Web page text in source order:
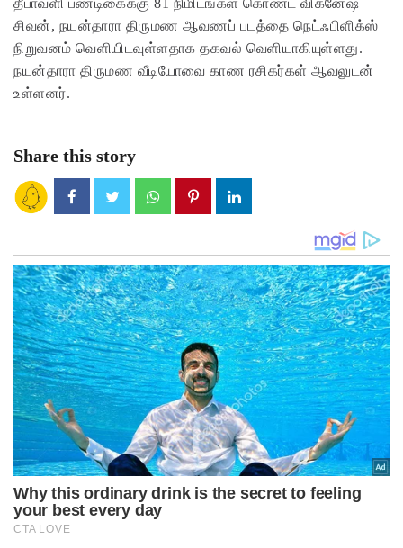
சிவன், நயன்தாரா திருமண ஆவணப் படத்தை நெட்ஃபிளிக்ஸ்
நிறுவனம் வெளியிடவுள்ளதாக தகவல் வெளியாகியுள்ளது.
நயன்தாரா திருமண வீடியோவை காண ரசிகர்கள் ஆவலுடன்
உள்ளனர்.
Share this story